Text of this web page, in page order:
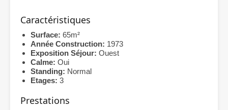
Caractéristiques
Surface: 65m²
Année Construction: 1973
Exposition Séjour: Ouest
Calme: Oui
Standing: Normal
Etages: 3
Prestations